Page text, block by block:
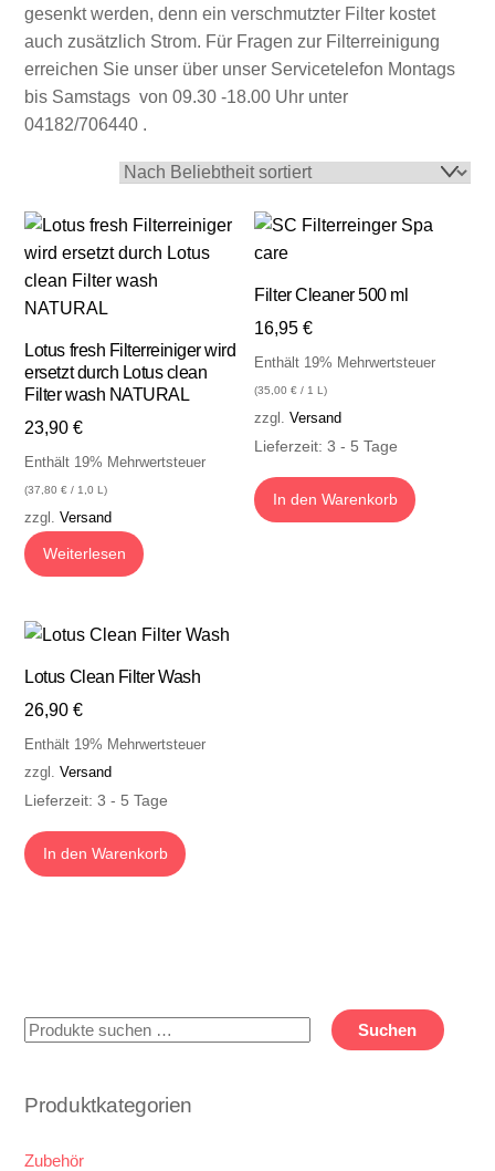
gesenkt werden, denn ein verschmutzter Filter kostet
auch zusätzlich Strom. Für Fragen zur Filterreinigung
erreichen Sie unser über unser Servicetelefon Montags
bis Samstags von 09.30 -18.00 Uhr unter
04182/706440 .
Lotus fresh Filterreiniger wird
ersetzt durch Lotus clean
Filter wash NATURAL
23,90€
Enthält 19% Mehrwertsteuer
(37,80€ / 1,0 L)
zzgl.Versand
Weiterlesen
Filter Cleaner 500 ml
16,95€
Enthält 19% Mehrwertsteuer
(35,00€ / 1 L)
zzgl.Versand
Lieferzeit: 3 - 5 Tage
In den Warenkorb
Lotus Clean Filter Wash
26,90€
Enthält 19% Mehrwertsteuer
zzgl.Versand
Lieferzeit: 3 - 5 Tage
In den Warenkorb
Suchen
Suchen
Produktkategorien
Zubehör